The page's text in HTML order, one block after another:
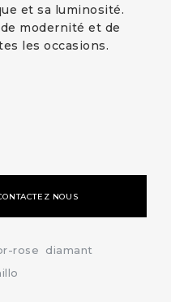
et sa luminosité.
modernité et de
les occasions.
NOUS
rose
diamant